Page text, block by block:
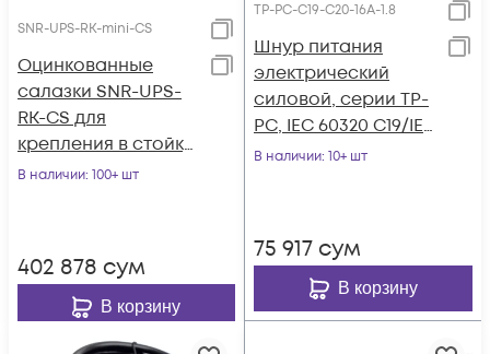
SNR-UPS-RK-mini-CS
Оцинкованные
cалазки SNR-UPS-
RK-CS для
крепления в стойку
глубиной 600-
В наличии: 100+ шт
402 878 сум
В корзину
TP-PC-C19-С20-16A-1.8
Шнур питания
электрический
силовой, серии TP-
PC, IEC 60320 C19/IEC
60320 С20 прямой,
В наличии: 10+ шт
75 917 сум
В корзину